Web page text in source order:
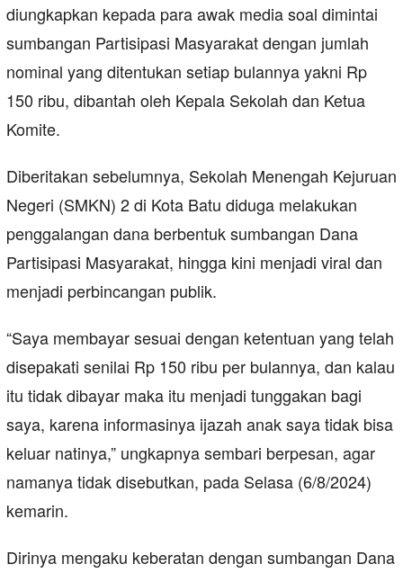
diungkapkan kepada para awak media soal dimintai
sumbangan Partisipasi Masyarakat dengan jumlah
nominal yang ditentukan setiap bulannya yakni Rp
150 ribu, dibantah oleh Kepala Sekolah dan Ketua
Komite.
Diberitakan sebelumnya, Sekolah Menengah Kejuruan
Negeri (SMKN) 2 di Kota Batu diduga melakukan
penggalangan dana berbentuk sumbangan Dana
Partisipasi Masyarakat, hingga kini menjadi viral dan
menjadi perbincangan publik.
“Saya membayar sesuai dengan ketentuan yang telah
disepakati senilai Rp 150 ribu per bulannya, dan kalau
itu tidak dibayar maka itu menjadi tunggakan bagi
saya, karena informasinya ijazah anak saya tidak bisa
keluar natinya,” ungkapnya sembari berpesan, agar
namanya tidak disebutkan, pada Selasa (6/8/2024)
kemarin.
Dirinya mengaku keberatan dengan sumbangan Dana